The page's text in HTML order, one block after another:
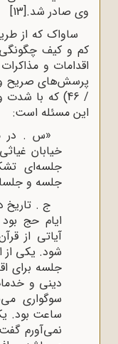
وی صادر شد.[13]
ساواک که از
کم و کیف
اقدامات و
/ 46) که با
این مسئله است:
«س . در
خیابان
جلسه‌ای
جلسه و
ج . تاریخ
ایام حج
آیاتی از
شود. یکی از
جلسه برای
دینی و
سوگواری
ساعت بود.
نمی‌آورم